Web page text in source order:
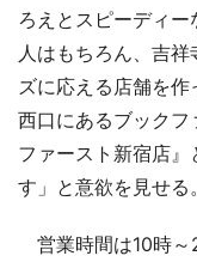
ろえとスピーディ
人はもちろん、吉
ズに応える店舗を
西口にあるブックフ
ファースト新宿店
す」と意欲を見せる。
営業時間は10時～